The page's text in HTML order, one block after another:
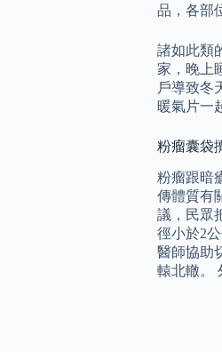
品，各部
諸如此類
家，晚上
戶導致冬
暖氣片一
粉瘤囊袋
粉瘤跟暗
傳體質有
議，民眾
徑小於2
醫師協助
轅北轍。